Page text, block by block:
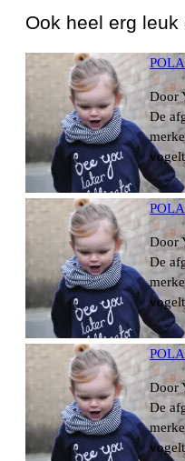
Ook heel erg
Door
De
Door
De
Door
De